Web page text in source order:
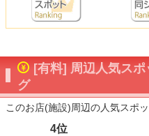
[有料] 周辺人気ス
グ
このお店(施設)周辺の人気スポ
4位